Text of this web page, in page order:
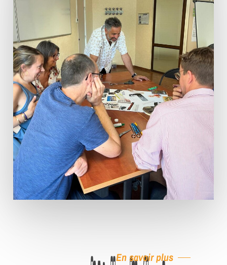
En savoir plus